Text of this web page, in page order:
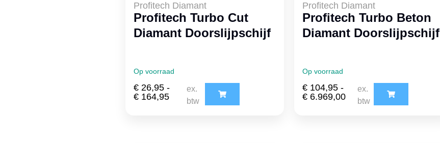
Profitech Diamant
Profitech Turbo Cut
Diamant Doorslijpschijf
Op voorraad
€ 26,95 -
€ 164,95
ex.
btw
Profitech Diamant
Profitech Turbo Beton
Diamant Doorslijpschijf
Op voorraad
€ 104,95 -
€ 6.969,00
ex.
btw